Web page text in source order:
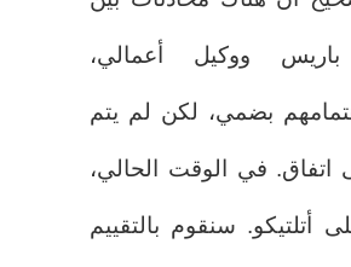
ووكيل أعمالي،
بضمي، لكن لم يتم
اتفاق. في الوقت الحالي،
أتلتيكو. سنقوم بالتقييم